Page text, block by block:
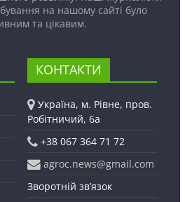
на нашому сайті було
та цікавим.
КОНТАКТИ
Україна, м. Рівне, пров.
Робітничий, 6а
+38 067 364 71 72
agroc.news@gmail.com
Зворотній зв’язок